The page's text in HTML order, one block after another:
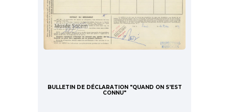
BULLETIN DE DÉCLARATION "QUAND ON S'EST
CONNU"